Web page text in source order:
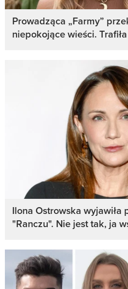
Prowadząca „Farmy”
niepokojące wieści.
Ilona Ostrowska wyjawiła
"Ranczu". Nie jest tak, ja